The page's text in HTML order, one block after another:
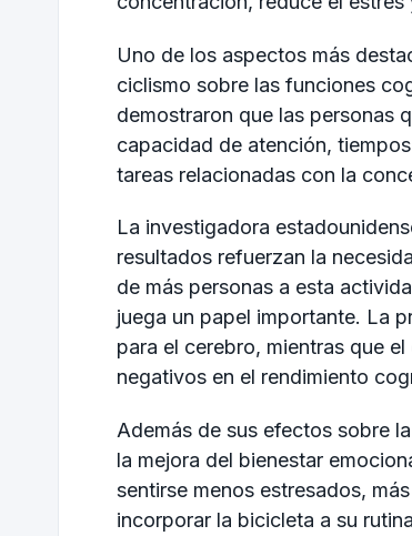
Uno de los aspectos más
ciclismo sobre las funciones
demostraron que las personas
capacidad de atención,
tareas relacionadas con la
La investigadora
resultados refuerzan la
de más personas a esta
juega un papel importante. La
para el cerebro, mientras que
negativos en el rendimiento
Además de sus efectos sobre
la mejora del bienestar
sentirse menos estresados,
incorporar la bicicleta a su